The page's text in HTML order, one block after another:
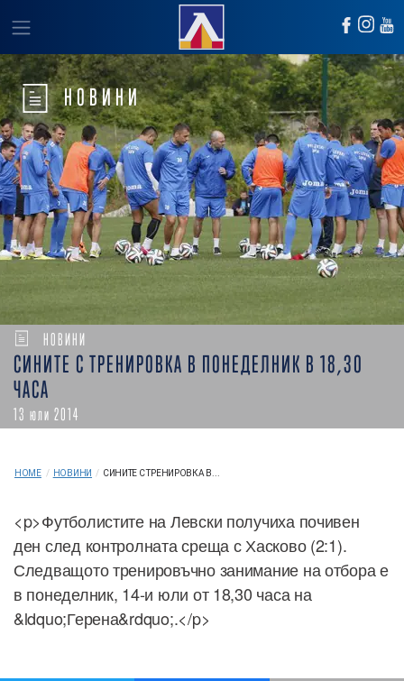
НОВИНИ
НОВИНИ
СИНИТЕ С ТРЕНИРОВКА В ПОНЕДЕЛНИК В 18,30
ЧАСА
13 юли 2014
HOME / НОВИНИ / СИНИТЕ С ТРЕНИРОВКА В...
<p>Футболистите на Левски получиха почивен
ден след контролната среща с Хасково (2:1).
Следващото тренировъчно занимание на отбора е
в понеделник, 14-и юли от 18,30 часа на
&ldquo;Герена&rdquo;.</p>